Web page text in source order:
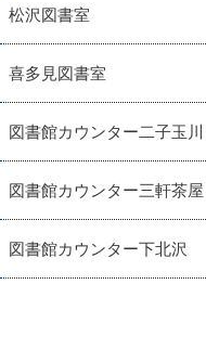
松沢図書室
喜多見図書室
図書館カウンター二子玉川
図書館カウンター三軒茶屋
図書館カウンター下北沢